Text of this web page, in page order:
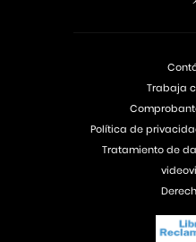
Trabaja
Política de
Tratamiento de